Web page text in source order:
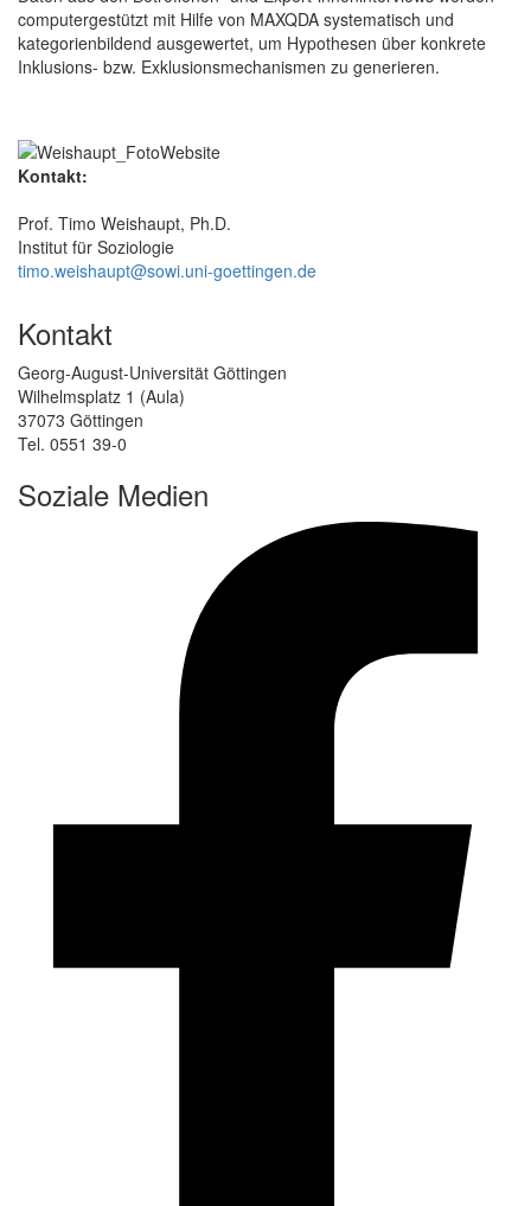
computergestützt mit Hilfe von MAXQDA systematisch und
kategorienbildend ausgewertet, um Hypothesen über konkrete
Inklusions- bzw. Exklusionsmechanismen zu generieren.
Kontakt:
Prof. Timo Weishaupt, Ph.D.
Institut für Soziologie
timo.weishaupt@sowi.uni-goettingen.de
Kontakt
Georg-August-Universität Göttingen
Wilhelmsplatz 1 (Aula)
37073 Göttingen
Tel. 0551 39-0
Soziale Medien